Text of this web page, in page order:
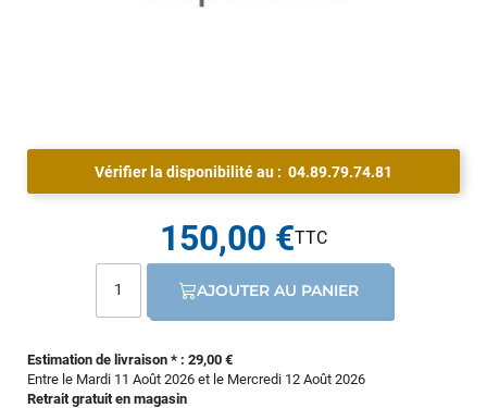
Vérifier la disponibilité au : 04.89.79.74.81
Estimation de livraison * : 29,00 €
Entre le Mardi 11 Août 2026 et le Mercredi 12 Août 2026
Retrait gratuit en magasin
150,00 €
AJOUTER AU PANIER